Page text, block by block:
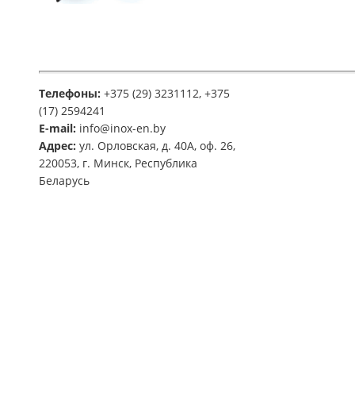
Телефоны: +375 (29) 3231112, +375
(17) 2594241
E-mail: info@inox-en.by
Адрес: ул. Орловская, д. 40А, оф. 26,
220053, г. Минск, Республика
Беларусь